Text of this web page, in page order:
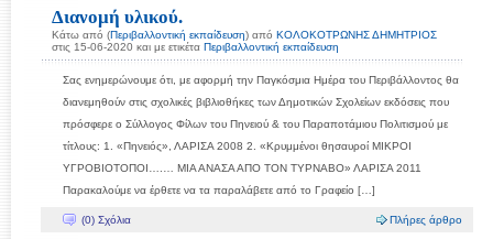
Διανομή υλικού.
Κάτω από (Περιβαλλοντική εκπαίδευση) από ΚΟΛΟΚΟΤΡΩΝΗΣ ΔΗΜΗΤΡΙΟΣ
στις 15-06-2020 και με ετικέτα Περιβαλλοντική εκπαίδευση
Σας ενημερώνουμε ότι, με αφορμή την Παγκόσμια Ημέρα του Περιβάλλοντος θα
διανεμηθούν στις σχολικές βιβλιοθήκες των Δημοτικών Σχολείων εκδόσεις που
πρόσφερε ο Σύλλογος Φίλων του Πηνειού & του Παραποτάμιου Πολιτισμού με
τίτλους: 1. «Πηνειός», ΛΑΡΙΣΑ 2008 2. «Κρυμμένοι θησαυροί ΜΙΚΡΟΙ
ΥΓΡΟΒΙΟΤΟΠΟΙ….… ΜΙΑ ΑΝΑΣΑ ΑΠΟ ΤΟΝ ΤΥΡΝΑΒΟ» ΛΑΡΙΣΑ 2011
Παρακαλούμε να έρθετε να τα παραλάβετε από το Γραφείο […]
(0) Σχόλια Πλήρες άρθρο